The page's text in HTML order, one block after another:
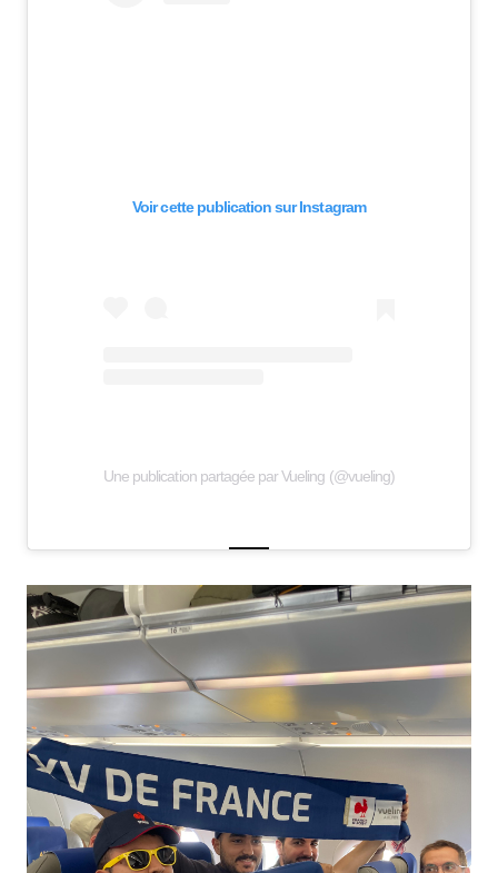
Voir cette publication sur Instagram
Une publication partagée par Vueling (@vueling)